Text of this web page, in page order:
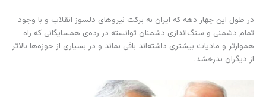
در طول این چهار دهه که ایران به برکت نیروهای دلسوز انقلاب و با وجود
تمام دشمنی و سنگ‌اندازی دشمنان توانسته در رده‌ی همسایگانی که راه
هموارتر و مادیات بیشتری داشته‌اند باقی بماند و در بسیاری از حوزه‌ها بالاتر
از دیگران بدرخشد.